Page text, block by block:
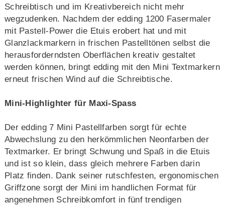
Schreibtisch und im Kreativbereich nicht mehr
wegzudenken. Nachdem der edding 1200 Fasermaler
mit Pastell-Power die Etuis erobert hat und mit
Glanzlackmarkern in frischen Pastelltönen selbst die
herausforderndsten Oberflächen kreativ gestaltet
werden können, bringt edding mit den Mini Textmarkern
erneut frischen Wind auf die Schreibtische.
Mini-Highlighter für Maxi-Spass
Der edding 7 Mini Pastellfarben sorgt für echte
Abwechslung zu den herkömmlichen Neonfarben der
Textmarker. Er bringt Schwung und Spaß in die Etuis
und ist so klein, dass gleich mehrere Farben darin
Platz finden. Dank seiner rutschfesten, ergonomischen
Griffzone sorgt der Mini im handlichen Format für
angenehmen Schreibkomfort in fünf trendigen